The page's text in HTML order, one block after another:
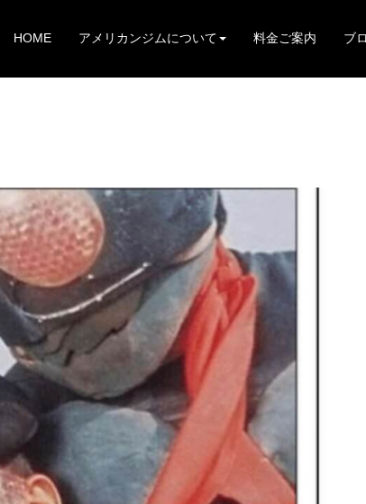
HOME アメリカンジムについて 料金ご案内 ブ